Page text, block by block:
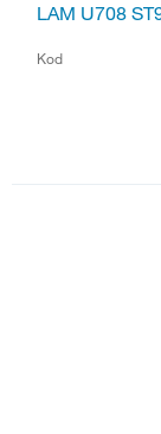
LAM U708
Kod